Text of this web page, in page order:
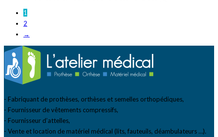
1
2
→
- Fabriquant de prothèses, orthèses et semelles orthopédiques,
- Fournisseur de vêtements compressifs,
- Fournisseur d’attelles,
- Vente et location de matériel médical (lits, fauteuils, déambulateurs …).